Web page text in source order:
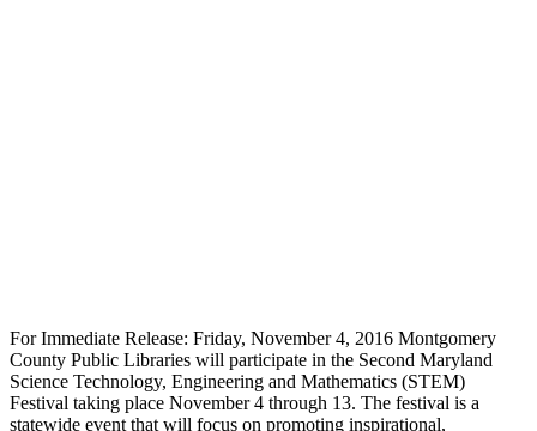
For Immediate Release: Friday, November 4, 2016 Montgomery
County Public Libraries will participate in the Second Maryland
Science Technology, Engineering and Mathematics (STEM)
Festival taking place November 4 through 13. The festival is a
statewide event that will focus on promoting inspirational,